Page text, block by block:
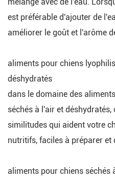
est préférable d'ajouter de
améliorer le goût et l'arôme
aliments pour chiens
déshydratés
dans le domaine des
séchés à l'air et déshydratés,
similitudes qui aident votre
nutritifs, faciles à préparer et
aliments pour chiens séchés